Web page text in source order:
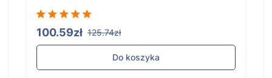
100.59zł 125.74zł
Do koszyka